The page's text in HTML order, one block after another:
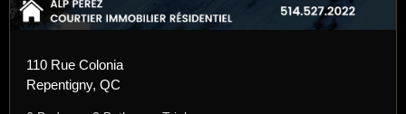
110 Rue Colonia
Repentigny, QC